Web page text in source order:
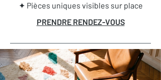
✦ Pièces uniques visibles sur place
PRENDRE RENDEZ-VOUS